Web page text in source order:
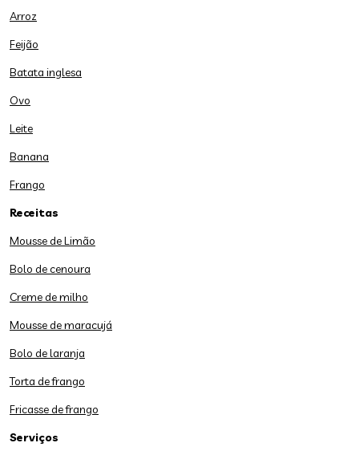
Arroz
Feijão
Batata inglesa
Ovo
Leite
Banana
Frango
Receitas
Mousse de Limão
Bolo de cenoura
Creme de milho
Mousse de maracujá
Bolo de laranja
Torta de frango
Fricasse de frango
Serviços